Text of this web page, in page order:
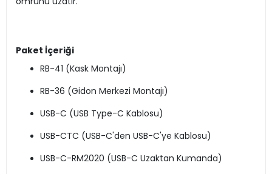
Paket İçeriği
RB-41 (Kask Montajı)
RB-36 (Gidon Merkezi Montajı)
USB-C (USB Type-C Kablosu)
USB-CTC (USB-C'den USB-C'ye Kablosu)
USB-C-RM2020 (USB-C Uzaktan Kumanda)